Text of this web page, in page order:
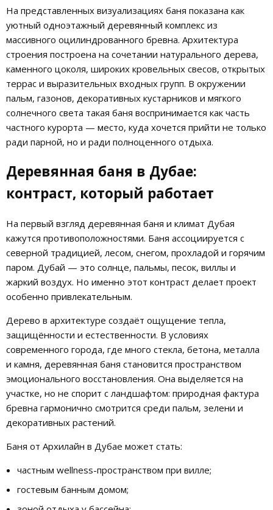
На представленных визуализациях баня показана как
уютный одноэтажный деревянный комплекс из
массивного оцилиндрованного бревна. Архитектура
строения построена на сочетании натурального дерева,
каменного цоколя, широких кровельных свесов, открытых
террас и выразительных входных групп. В окружении
пальм, газонов, декоративных кустарников и мягкого
солнечного света такая баня воспринимается как часть
частного курорта — место, куда хочется прийти не только
ради парной, но и ради полноценного отдыха.
Деревянная баня в Дубае:
контраст, который работает
На первый взгляд деревянная баня и климат Дубая
кажутся противоположностями. Баня ассоциируется с
северной традицией, лесом, снегом, прохладой и горячим
паром. Дубай — это солнце, пальмы, песок, виллы и
жаркий воздух. Но именно этот контраст делает проект
особенно привлекательным.
Дерево в архитектуре создаёт ощущение тепла,
защищённости и естественности. В условиях
современного города, где много стекла, бетона, металла
и камня, деревянная баня становится пространством
эмоционального восстановления. Она выделяется на
участке, но не спорит с ландшафтом: природная фактура
бревна гармонично смотрится среди пальм, зелени и
декоративных растений.
Баня от Архилайн в Дубае может стать:
частным wellness-пространством при вилле;
гостевым банным домом;